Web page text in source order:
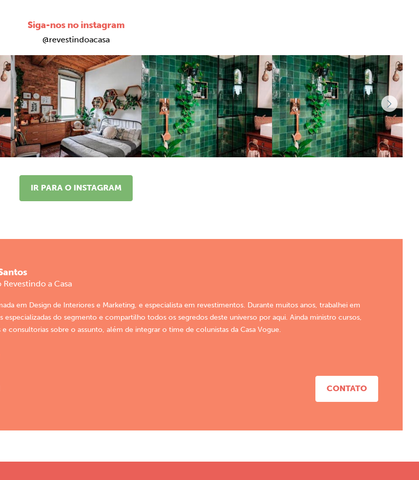
Siga-nos no instagram
@revestindoacasa
IR PARA O INSTAGRAM
Revestindo a Casa
em Design de Interiores e Marketing, e especialista em revestimentos. Durante muitos anos, trabalhei em
especializadas do segmento e compartilho todos os segredos deste universo por aqui. Ainda ministro cursos,
e consultorias sobre o assunto, além de integrar o time de colunistas da Casa Vogue.
CONTATO